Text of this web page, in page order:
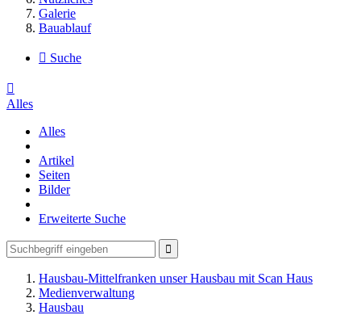
Galerie
Bauablauf
Suche
Alles
Alles
Artikel
Seiten
Bilder
Erweiterte Suche
Hausbau-Mittelfranken unser Hausbau mit Scan Haus
Medienverwaltung
Hausbau